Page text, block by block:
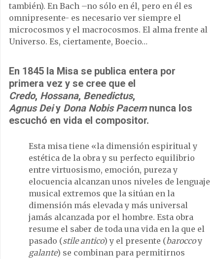
también). En Bach –no sólo en él, pero en él es
omnipresente- es necesario ver siempre el
microcosmos y el macrocosmos. El alma frente al
Universo. Es, ciertamente, Boecio…
En 1845 la Misa se publica entera por
primera vez y se cree que el
Credo, Hossana, Benedictus,
Agnus Deiy Dona Nobis Pacemnunca los
escuchó en vida el compositor.
Esta misa tiene «la dimensión espiritual y
estética de la obra y su perfecto equilibrio
entre virtuosismo, emoción, pureza y
elocuencia alcanzan unos niveles de lenguaje
musical extremos que la sitúan en la
dimensión más elevada y más universal
jamás alcanzada por el hombre. Esta obra
resume el saber de toda una vida en la que el
pasado (stile antico) y el presente (baroccoy
galante) se combinan para permitirnos